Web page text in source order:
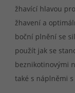
žhavící hlavou
žhavení a
boční plnění se
použít jak se
beznikotinovými
také s náplněmi